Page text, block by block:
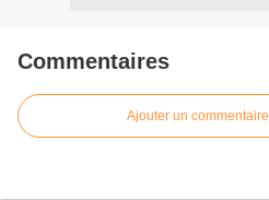
Commentaires
Ajouter un commentaire